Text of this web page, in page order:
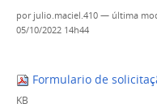
por julio.maciel.410 — última
05/10/2022 14h44
Formulario de
KB